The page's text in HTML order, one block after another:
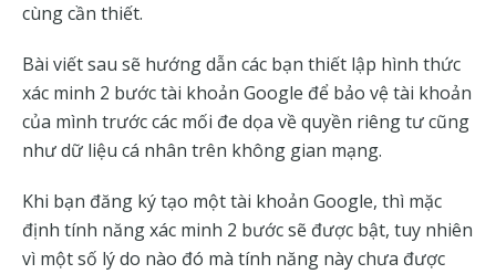
cùng cần thiết.
Bài viết sau sẽ hướng dẫn các bạn thiết lập hình thức
xác minh 2 bước tài khoản Google để bảo vệ tài khoản
của mình trước các mối đe dọa về quyền riêng tư cũng
như dữ liệu cá nhân trên không gian mạng.
Khi bạn đăng ký tạo một tài khoản Google, thì mặc
định tính năng xác minh 2 bước sẽ được bật, tuy nhiên
vì một số lý do nào đó mà tính năng này chưa được